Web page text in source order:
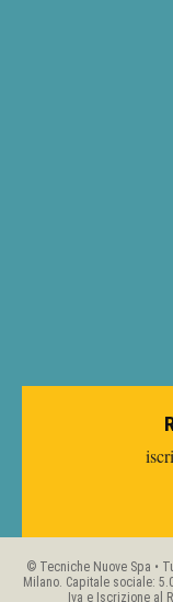
© Tecniche Nuove Spa •
Milano. Capitale sociale:
Iva e Iscrizione al